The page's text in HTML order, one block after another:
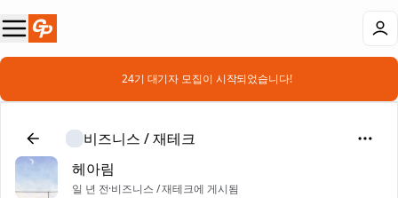
📣 24기 대기자 모집이 시작되었습니다!
비즈니스 / 재테크
헤아림
일 년 전·비즈니스 / 재테크에 게시됨